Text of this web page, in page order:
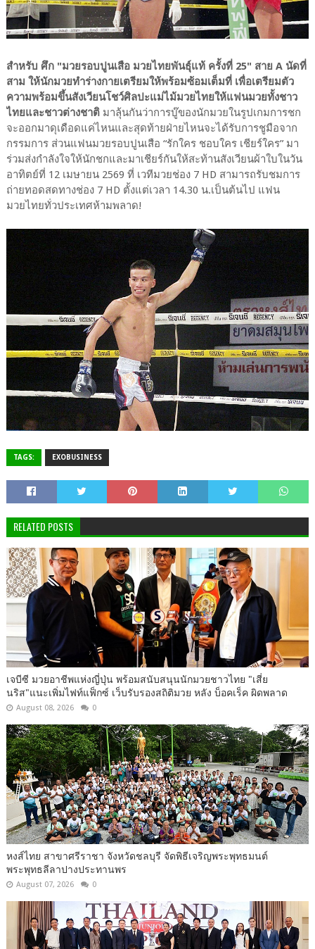
สำหรับ ศึก "มวยรอบปูนเสือ มวยไทยพันธุ์แท้ ครั้งที่ 25" สาย A นัดที่
สาม ให้นักมวยทำร่างกายเตรียมให้พร้อมซ้อมเต็มที่ เพื่อเตรียมตัว
ความพร้อมขึ้นสังเวียนโชว์ศิลปะแม่ไม้มวยไทยให้แฟนมวยทั้งชาว
ไทยและชาวต่างชาติ มาลุ้นกันว่าการบู๊ของนักมวยในรูปเกมการชก
จะออกมาดุเดือดแค่ไหนและสุดท้ายฝ่ายไหนจะได้รับการชูมือจาก
กรรมการ ส่วนแฟนมวยรอบปูนเสือ “รักใคร ชอบใคร เชียร์ใคร” มา
ร่วมส่งกำลังใจให้นักชกและมาเชียร์กันให้สะท้านสังเวียนผ้าใบในวัน
อาทิตย์ที่ 12 เมษายน 2569 ที่ เวทีมวยช่อง 7 HD สามารถรับชมการ
ถ่ายทอดสดทางช่อง 7 HD ตั้งแต่เวลา 14.30 น.เป็นต้นไป แฟน
มวยไทยทั่วประเทศห้ามพลาด!
TAGS: EXOBUSINESS
RELATED POSTS
เจบีซี มวยอาชีพแห่งญี่ปุ่น พร้อมสนับสนุนนักมวยชาวไทย "เสี่ย
นริส"แนะเพิ่มไฟท์แฟ็กซ์ เว็บรับรองสถิติมวย หลัง บ็อคเร็ค ผิดพลาด
August 08, 2026 0
หงส์ไทย สาขาศรีราชา จังหวัดชลบุรี จัดพิธีเจริญพระพุทธมนต์
พระพุทธลีลาปางประทานพร
August 07, 2026 0